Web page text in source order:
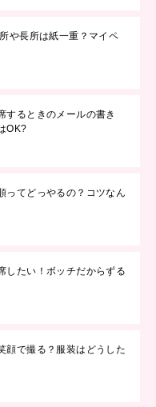
や長所は紙一重？マイペ
するときのメールの書き
OK?
ってどっやるの？コツなん
したい！ボッチだからずる
顔で撮る？服装はどうした